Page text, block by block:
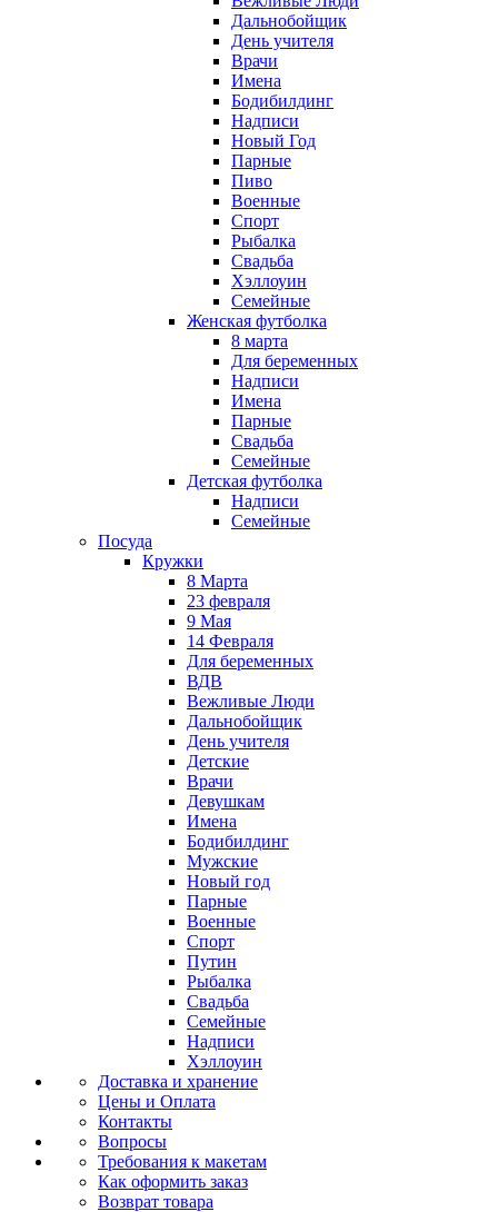
Дальнобойщик
День учителя
Врачи
Имена
Бодибилдинг
Надписи
Новый Год
Парные
Пиво
Военные
Спорт
Рыбалка
Свадьба
Хэллоуин
Семейные
Женская футболка
8 марта
Для беременных
Надписи
Имена
Парные
Свадьба
Семейные
Детская футболка
Надписи
Семейные
Посуда
Кружки
8 Марта
23 февраля
9 Мая
14 Февраля
Для беременных
ВДВ
Вежливые Люди
Дальнобойщик
День учителя
Детские
Врачи
Девушкам
Имена
Бодибилдинг
Мужские
Новый год
Парные
Военные
Спорт
Путин
Рыбалка
Свадьба
Семейные
Надписи
Хэллоуин
Доставка и хранение
Цены и Оплата
Контакты
Вопросы
Требования к макетам
Как оформить заказ
Возврат товара